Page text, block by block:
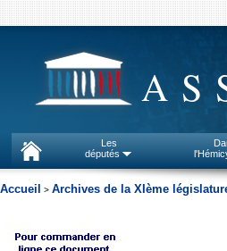
Les
députés
Accueil > Archives de la XIème